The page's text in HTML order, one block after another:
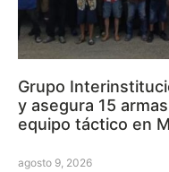
Grupo
y asegura 15
equipo táctico en
agosto 9, 2026